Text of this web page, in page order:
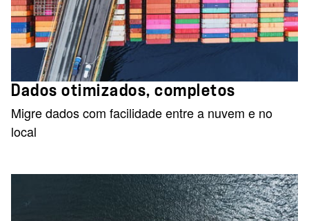
Dados otimizados, completos
Migre dados com facilidade entre a nuvem e no
local